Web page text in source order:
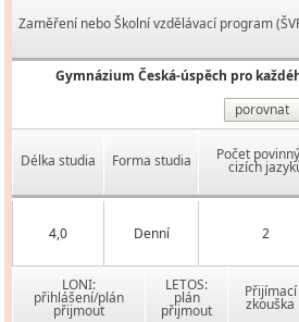
Zaměření nebo Školní vzdělávací program
Gymnázium Česká-úspěch pro
porovnat
Délka studia Forma studia Počet
cizích
4,0 Denní 2
LONI:
přihlášení/plán
přijmout
LETOS:
plán
přijmout
Přijímací
zkouška